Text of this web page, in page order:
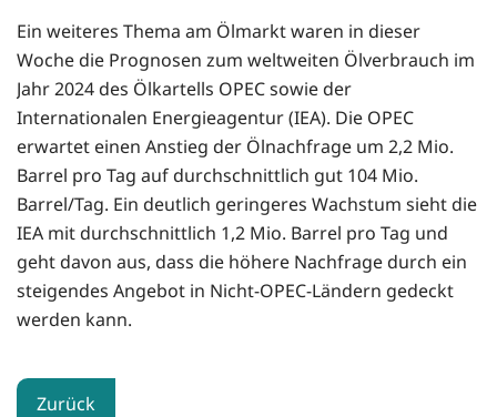
Ein weiteres Thema am Ölmarkt waren in dieser
Woche die Prognosen zum weltweiten Ölverbrauch im
Jahr 2024 des Ölkartells OPEC sowie der
Internationalen Energieagentur (IEA). Die OPEC
erwartet einen Anstieg der Ölnachfrage um 2,2 Mio.
Barrel pro Tag auf durchschnittlich gut 104 Mio.
Barrel/Tag. Ein deutlich geringeres Wachstum sieht die
IEA mit durchschnittlich 1,2 Mio. Barrel pro Tag und
geht davon aus, dass die höhere Nachfrage durch ein
steigendes Angebot in Nicht-OPEC-Ländern gedeckt
werden kann.
Zurück